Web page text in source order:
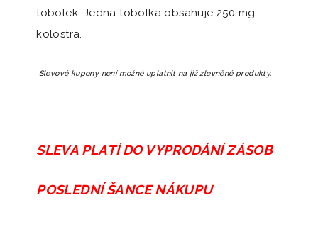
tobolek. Jedna tobolka obsahuje 250 mg
kolostra.
Slevové kupony není možné uplatnit na již zlevněné produkty.
SLEVA PLATÍ DO VYPRODÁNÍ ZÁSOB
POSLEDNÍ ŠANCE NÁKUPU